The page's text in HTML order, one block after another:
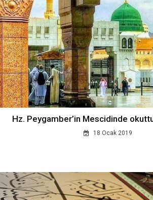
Hz. Peygamber’in Mescidinde
18 Ocak 2019